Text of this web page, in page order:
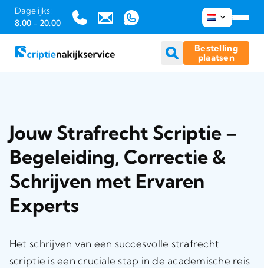
Dagelijks:
8.00 - 20.00
Bestelling
plaatsen
Jouw Strafrecht Scriptie –
Begeleiding, Correctie &
Schrijven met Ervaren
Experts
Het schrijven van een succesvolle strafrecht
scriptie is een cruciale stap in de academische reis